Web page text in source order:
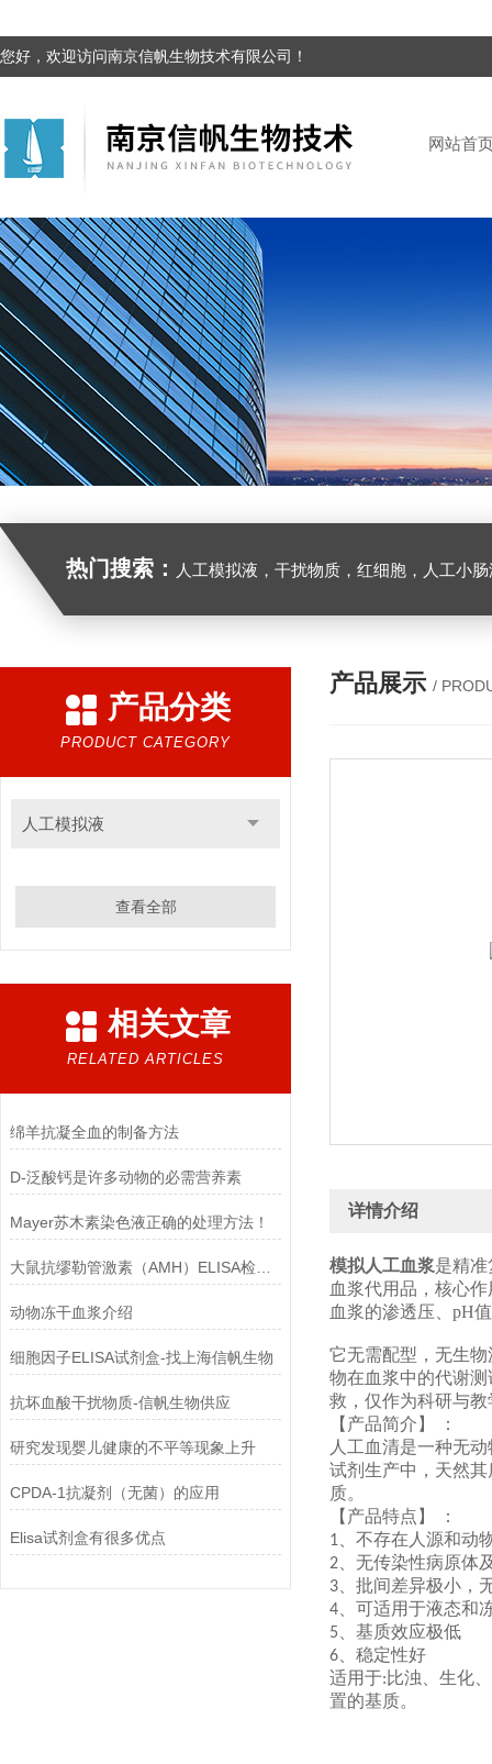
您好，欢迎访问南京信帆生物技术有限公司！
网站首
热门搜索： 人工模拟液，干扰物质，红细胞，人工小
产品分类
PRODUCT CATEGORY
人工模拟液
查看全部
相关文章
RELATED ARTICLES
绵羊抗凝全血的制备方法
D-泛酸钙是许多动物的必需营养素
Mayer苏木素染色液正确的处理方法！
动物冻干血浆介绍
细胞因子ELISA试剂盒-找上海信帆生物
抗坏血酸干扰物质-信帆生物供应
研究发现婴儿健康的不平等现象上升
CPDA-1抗凝剂（无菌）的应用
Elisa试剂盒有很多优点
产品展示 /
详情介绍
模拟人工血浆是精
血浆代用品，核心
血浆的渗透压、 pH
它无需配型，无生
物在血浆中的代谢
救，仅作为科研与
【产品简介】
：
人工血清是一种无
试剂生产中，天然其
质。
【产品特点】
：
1 、不存在人源和动
2 、无传染性病原体
3 、批间差异极小，
4 、可适用于液态和
5 、基质效应极低
6 、稳定性好
适用于:比浊、生化
置的基质。